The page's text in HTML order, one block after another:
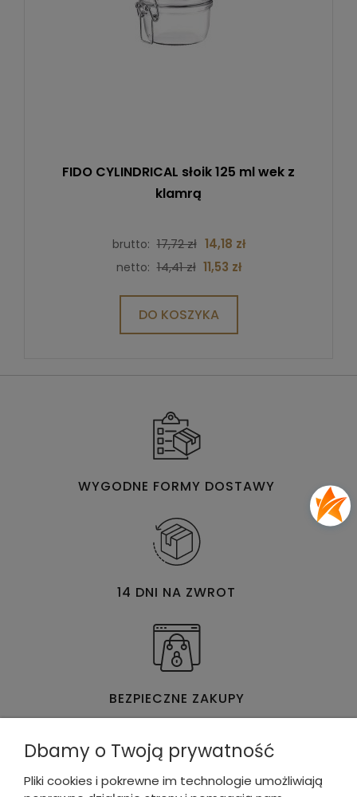
FIDO CYLINDRICAL słoik 125 ml wek z
klamrą
brutto: 17,72 zł 14,18 zł
netto: 14,41 zł 11,53 zł
DO KOSZYKA
WYGODNE FORMY DOSTAWY
14 DNI NA ZWROT
BEZPIECZNE ZAKUPY
Dbamy o Twoją prywatność
Pliki cookies i pokrewne im technologie umożliwiają